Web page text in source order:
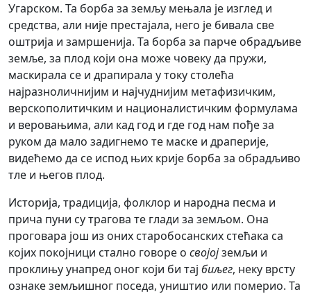
Угарском. Та борба за земљу мењала је изглед и
средства, али није престајала, него је бивала све
оштрија и замршенија. Та борба за парче обрадљиве
земље, за плод који она може човеку да пружи,
маскирала се и драпирала у току столећа
најразноличнијим и најчуднијим метафизичким,
верскополитичким и националистичким формулама
и веровањима, али кад год и где год нам пође за
руком да мало задигнемо те маске и драперије,
видећемо да се испод њих крије борба за обрадљиво
тле и његов плод.
Историја, традиција, фолклор и народна песма и
прича пуни су трагова те глади за земљом. Она
проговара још из оних старобосанских стећака са
којих покојници стално говоре о својојземљи и
проклињу унапред оног који би тај биљег, неку врсту
ознаке земљишног поседа, уништио или померио. Та